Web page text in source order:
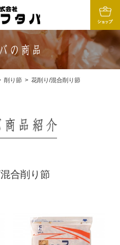
削り節 >花削り/混合削り節
合削り節